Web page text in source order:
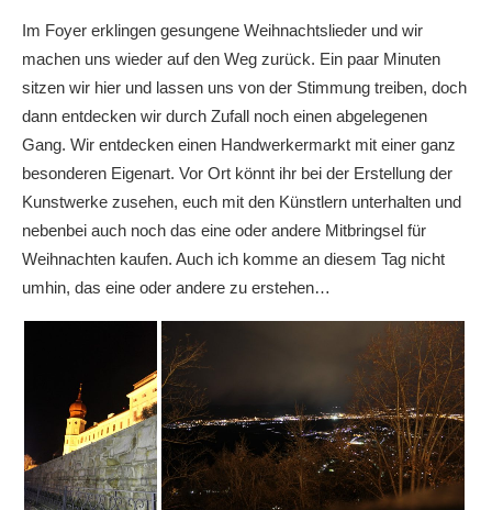
Im Foyer erklingen gesungene Weihnachtslieder und wir
machen uns wieder auf den Weg zurück. Ein paar Minuten
sitzen wir hier und lassen uns von der Stimmung treiben, doch
dann entdecken wir durch Zufall noch einen abgelegenen
Gang. Wir entdecken einen Handwerkermarkt mit einer ganz
besonderen Eigenart. Vor Ort könnt ihr bei der Erstellung der
Kunstwerke zusehen, euch mit den Künstlern unterhalten und
nebenbei auch noch das eine oder andere Mitbringsel für
Weihnachten kaufen. Auch ich komme an diesem Tag nicht
umhin, das eine oder andere zu erstehen…